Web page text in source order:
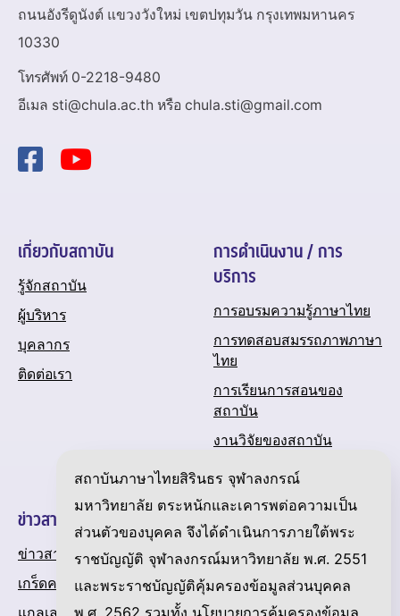
ถนนอังรีดูนังต์ แขวงวังใหม่ เขตปทุมวัน กรุงเทพมหานคร
10330
โทรศัพท์ 0-2218-9480
อีเมล sti@chula.ac.th หรือ chula.sti@gmail.com
เกี่ยวกับสถาบัน
รู้จักสถาบัน
ผู้บริหาร
บุคลากร
ติดต่อเรา
การดำเนินงาน / การ
บริการ
การอบรมความรู้ภาษาไทย
การทดสอบสมรรถภาพภาษา
ไทย
การเรียนการสอนของ
สถาบัน
งานวิจัยของสถาบัน
ปฏิทินกิจกรรมของสถาบัน
ข่าวสารและความเคลื่อนไหว
ข่าวสาร
เกร็ดความรู้เกี่ยวกับภาษาไทย
สถาบันภาษาไทยสิรินธร จุฬาลงกรณ์
มหาวิทยาลัย ตระหนักและเคารพต่อความเป็น
ส่วนตัวของบุคคล จึงได้ดำเนินการภายใต้พระ
ราชบัญญัติ จุฬาลงกรณ์มหาวิทยาลัย พ.ศ. 2551
และพระราชบัญญัติคุ้มครองข้อมูลส่วนบุคคล
พ.ศ. 2562 รวมทั้ง นโยบายการคุ้มครองข้อมูล